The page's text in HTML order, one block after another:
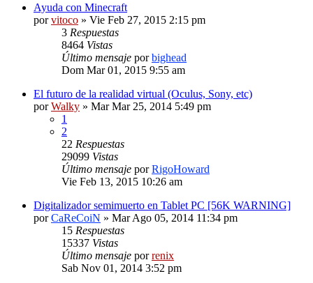
Ayuda con Minecraft
porvitoco » Vie Feb 27, 2015 2:15 pm
3 Respuestas
8464 Vistas
Último mensaje porbighead
Dom Mar 01, 2015 9:55 am
El futuro de la realidad virtual (Oculus, Sony, etc)
porWalky » Mar Mar 25, 2014 5:49 pm
1
2
22 Respuestas
29099 Vistas
Último mensaje porRigoHoward
Vie Feb 13, 2015 10:26 am
Digitalizador semimuerto en Tablet PC [56K WARNING]
porCaReCoiN » Mar Ago 05, 2014 11:34 pm
15 Respuestas
15337 Vistas
Último mensaje porrenix
Sab Nov 01, 2014 3:52 pm